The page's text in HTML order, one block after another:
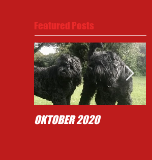
Featured Posts
OKTOBER 2020